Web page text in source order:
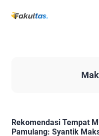
Rekomendasi Tempat
Pamulang: Syantik